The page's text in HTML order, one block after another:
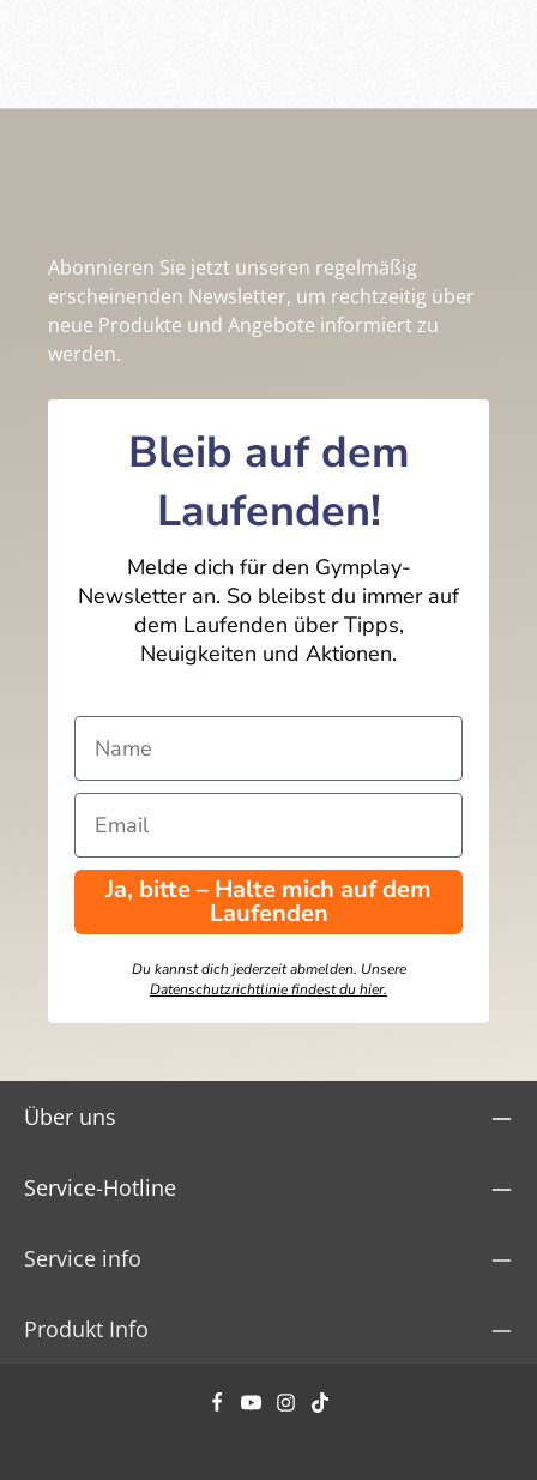
Abonnieren Sie jetzt unseren regelmäßig
erscheinenden Newsletter, um rechtzeitig über
neue Produkte und Angebote informiert zu
werden.
Bleib auf dem
Laufenden!
Melde dich für den Gymplay-
Newsletter an. So bleibst du immer auf
dem Laufenden über Tipps,
Neuigkeiten und Aktionen.
Ja, bitte – Halte mich auf dem
Laufenden
Du kannst dich jederzeit abmelden. Unsere
Datenschutzrichtlinie findest du hier.
Über uns
Service-Hotline
Service info
Produkt Info